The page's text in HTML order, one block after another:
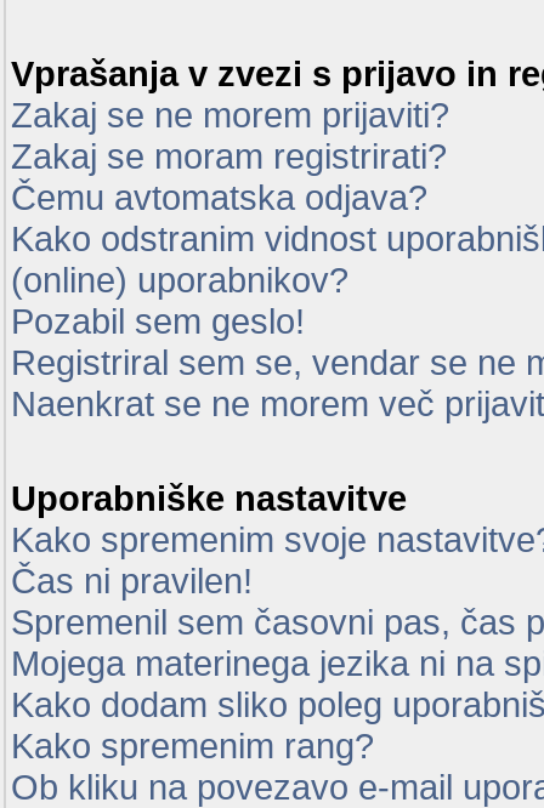
Vprašanja v zvezi s prijavo in
Zakaj se ne morem prijaviti?
Zakaj se moram registrirati?
Čemu avtomatska odjava?
Kako odstranim vidnost
(online) uporabnikov?
Pozabil sem geslo!
Registriral sem se, vendar se ne
Naenkrat se ne morem več
Uporabniške nastavitve
Kako spremenim svoje
Čas ni pravilen!
Spremenil sem časovni pas, čas
Mojega materinega jezika ni na
Kako dodam sliko poleg
Kako spremenim rang?
Ob kliku na povezavo e-mail